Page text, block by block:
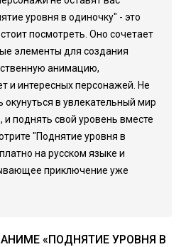
уровня в одиночку" - это
посмотреть. Оно сочетает
элементы для создания
анимацию,
и интересных персонажей. Не
окунуться в увлекательный мир
и поднять свой уровень вместе
"Поднятие уровня в
на русском языке и
приключение уже
«ПОДНЯТИЕ УРОВНЯ В